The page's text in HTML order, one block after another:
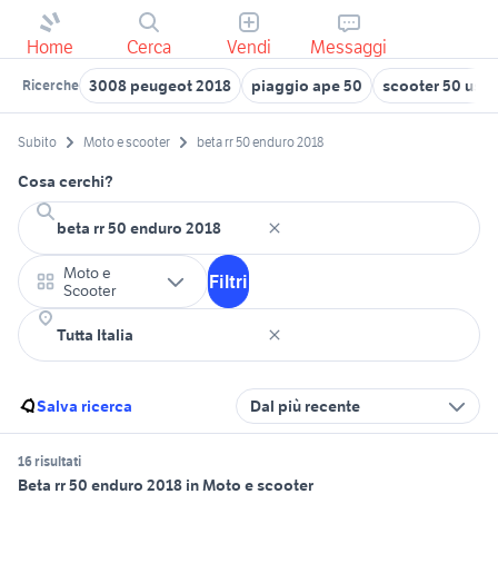
Home Cerca Vendi Messaggi
Ricerche 3008 peugeot 2018 piaggio ape 50 scooter 50
Subito Moto e scooter beta rr 50 enduro 2018
Cosa cerchi?
Moto e
Scooter
Filtri
Salva ricerca Dal più recente
16 risultati
Beta rr 50 enduro 2018 in Moto e scooter